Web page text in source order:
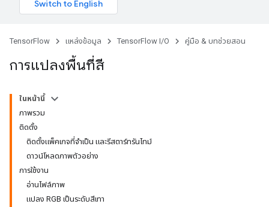
TensorFlow แหล่งข้อมูล TensorFlow I/O คู่มือ & บทช่วยสอน
การแปลงพื้นที่สี
ในหน้านี้
ภาพรวม
ติดตั้ง
ติดตั้งแพ็คเกจที่จำเป็น และรีสตาร์ทรันไทม์
ดาวน์โหลดภาพตัวอย่าง
การใช้งาน
อ่านไฟล์ภาพ
แปลง RGB เป็นระดับสีเทา